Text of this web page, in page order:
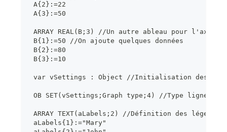
A{2}:=22
A{3}:=50
ARRAY REAL(B;3) //Un autre ableau pour l'axe
B{1}:=50 //On ajoute quelques données
B{2}:=80
B{3}:=10
var vSettings : Object //Initialisation des
OB SET(vSettings;Graph type;4) //Type lignes
ARRAY TEXT(aLabels;2) //Définition des
aLabels{1}:="Mary"